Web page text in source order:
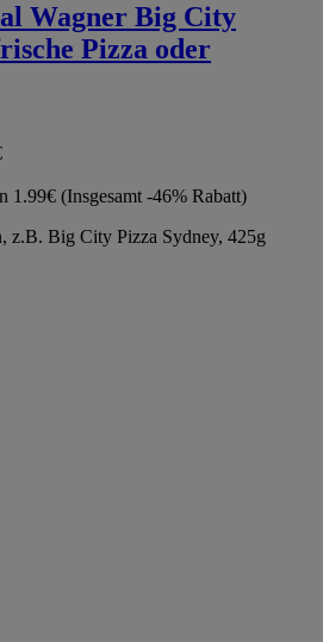
Wagner Big City
Pizza oder
1.99€ (Insgesamt -46% Rabatt)
z.B. Big City Pizza Sydney, 425g